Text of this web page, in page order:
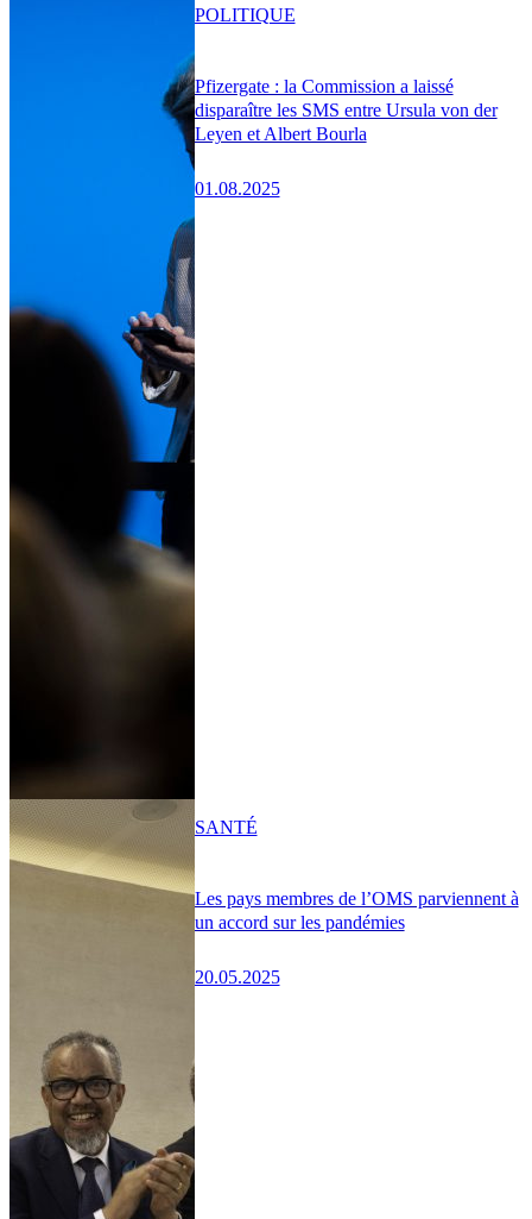
Pfizergate : la Commission a laissé
disparaître les SMS entre Ursula von der
Leyen et Albert Bourla
01.08.2025
POLITIQUE
Les pays membres de l’OMS parviennent à
un accord sur les pandémies
20.05.2025
SANTÉ